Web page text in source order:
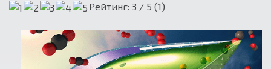
Рейтинг: 3 / 5 (1)